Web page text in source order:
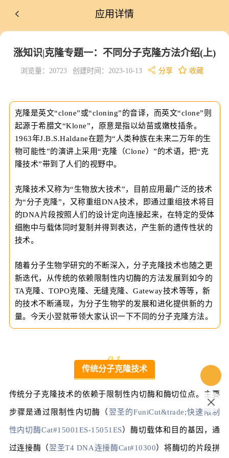
应用详情
涨知识|克隆专题一：不同分子克隆方法介绍(上)
浏览量：20723 创建时间：2023-10-13 分享 收藏
克隆是英文“clone”或“cloning”的音译，而英文“clone”则
起源于希腊文“Klone”，原意是指以幼苗或嫩枝插条。
1963年J.B.S.Haldane在题为“人类种族在未来二万年的生
物可能性”的演讲上采用“克隆（Clone）”的术语，把“克
隆技术”带到了人们的视野中。
克隆技术又称为“生物放大技术”，目前应用最广泛的技术
为“分子克隆”，又称重组DNA技术，即通过重组技术将目
的DNA片段按照人们的设计定向连接起来，在特定的受体
细胞中与载体同时复制并得到表达，产生新的遗传性状的
技术。
随着分子生物学研究的不断深入，分子克隆技术也随之更
新迭代，从传统的依赖限制性内切酶的方法发展到如今的
TA克隆、TOPO克隆、无缝克隆、Gateway技术等等，新
的技术不断涌现，为分子生物学的发展和进化提供新的力
量。今天小翌就带领大家认识一下不同的分子克隆方法。
01
传统分子克隆技术
传统分子克隆技术的依赖于限制性内切酶和酶切位点。主要
步骤是通过限制性内切酶（ 翌圣的FuniCut&trade;快速限制
性内切酶Cat#15001ES-15051ES）酶切载体和目的基因，通
过连接酶（ 翌圣T4 DNA连接酶Cat#10300）将酶切的片段拼